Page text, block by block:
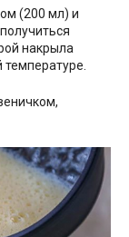
(200 мл) и
накрыла
температуре.